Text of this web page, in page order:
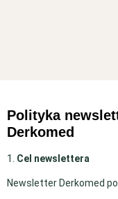
Polityka
Derkomed
1. Cel newslettera
Newsletter Derkomed